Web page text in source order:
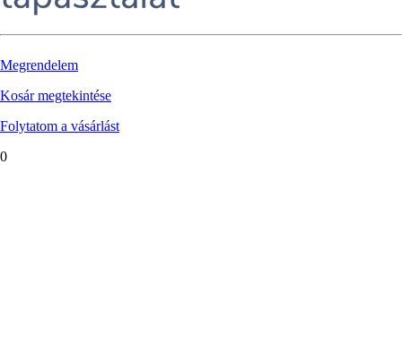
Megrendelem
Kosár megtekintése
Folytatom a vásárlást
0